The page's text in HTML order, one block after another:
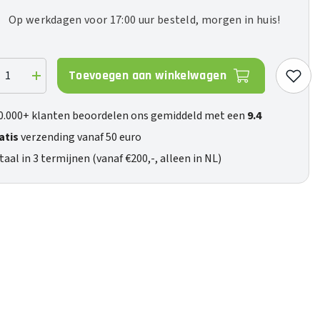
Op werkdagen voor 17:00 uur besteld, morgen in huis!
Verhoog
de
voor
Pro
Toevoegen aan winkelwagen
klanten beoordelen ons gemiddeld met een 9.4
verzending vanaf 50 euro
in 3 termijnen (vanaf €200,-, alleen in NL)